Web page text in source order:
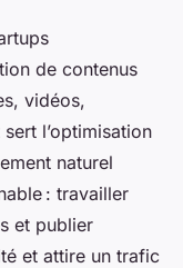
de contenus
vidéos,
l’optimisation
naturel
: travailler
et publier
et attire un trafic